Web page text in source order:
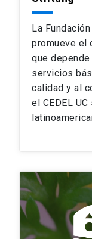
La
promueve el
que
servicios
calidad y al
el CEDEL